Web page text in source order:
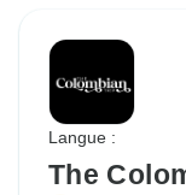
Langue :
The